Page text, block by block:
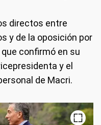
directos entre
y de la oposición por
confirmó en su
y el
de Macri.